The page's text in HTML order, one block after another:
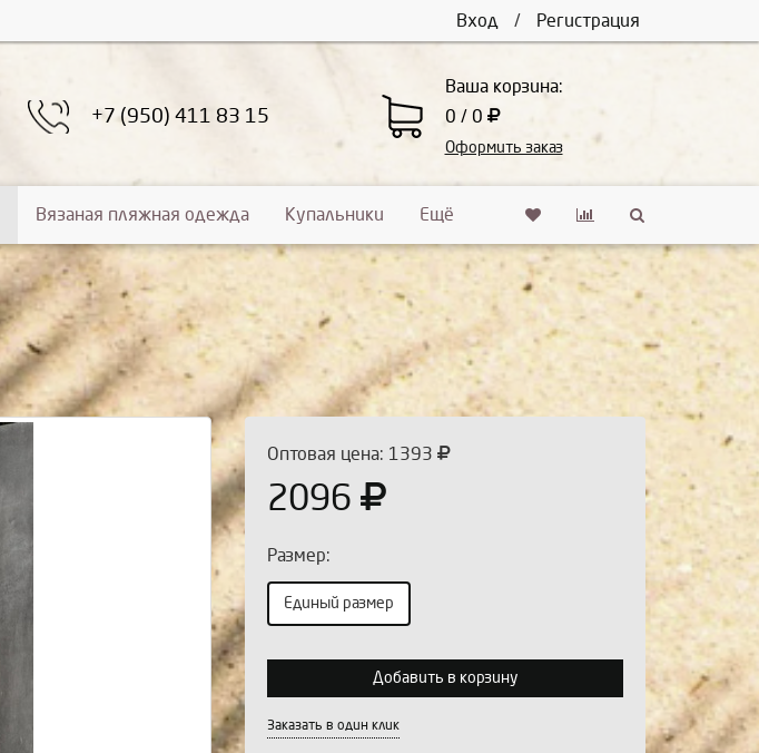
Вход / Регистрация
+7 (950) 411 83 15
Ваша корзина:
0 / 0
Оформить заказ
Вязаная пляжная одежда Купальники Ещё
Оптовая цена: 1393
2096
Размер:
Единый размер
Выберите количество:
Добавить в корзину
Заказать в один клик